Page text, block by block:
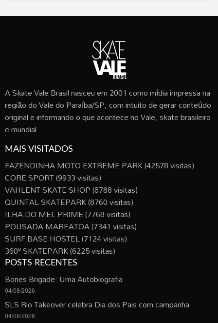
A Skate Vale Brasil nasceu em 2001 como mídia impressa na
região do Vale do Paraíba/SP, com intuito de gerar conteúdo
original e informando o que acontece no Vale, skate brasileiro
e mundial.
MAIS VISITADOS
FAZENDINHA MOTO EXTREME PARK(42578 visitas)
CORE SPORT(9933 visitas)
VAHLENT SKATE SHOP(8788 visitas)
QUINTAL SKATEPARK(8760 visitas)
ILHA DO MEL PRIME(7768 visitas)
POUSADA MAREATOA(7341 visitas)
SURF BASE HOSTEL(7124 visitas)
360º SKATEPARK(6225 visitas)
POSTS RECENTES
Bones Brigade: Uma Autobiografia
04/08/2026
SLS Rio Takeover celebra Dia dos Pais com campanha
04/08/2026